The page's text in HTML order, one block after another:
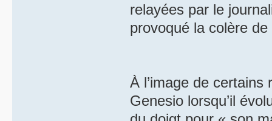
relayées par le
provoqué la colère
À l’image de
Genesio lorsqu’il